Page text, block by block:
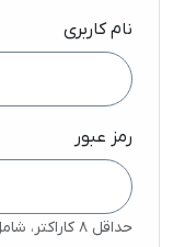
نام کاربری
رمز عبور
حداقل ۸ کاراکتر، شامل حرف کوچک، بزرگ، عدد و (!@#$%)